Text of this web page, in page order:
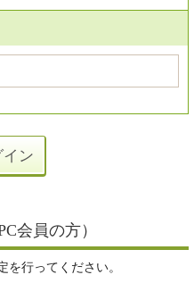
会員の方）
を行ってください。